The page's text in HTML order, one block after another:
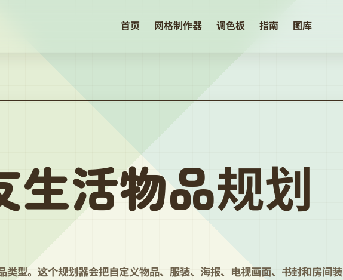
首页 网格制作器 调色板 指南 图库
生活物品规划
类型。这个规划器会把自定义物品、服装、海报、电视画面、书封和房间装